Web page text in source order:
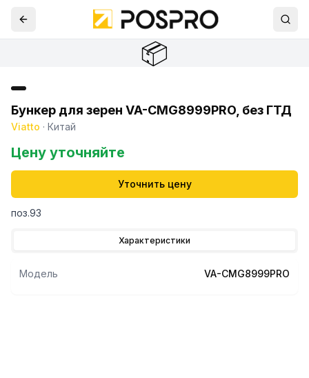
📦
Бункер для зерен VA-CMG8999PRO, без ГТД
Viatto · Китай
Цену уточняйте
Уточнить цену
поз.93
Характеристики
Модель VA-CMG8999PRO